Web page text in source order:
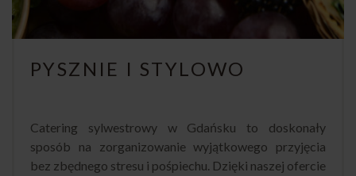
PYSZNIE I STYLOWO
Catering sylwestrowy w Gdańsku to doskonały
sposób na zorganizowanie wyjątkowego przyjęcia
bez zbędnego stresu i pośpiechu. Dzięki naszej ofercie